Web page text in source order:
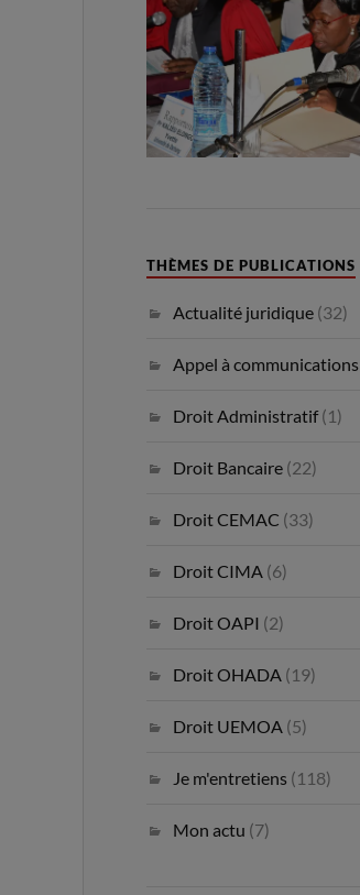
THÈMES DE PUBLICATIONS
Actualité juridique (32)
Appel à communications
Droit Administratif(1)
Droit Bancaire (22)
Droit CEMAC (33)
Droit CIMA (6)
Droit OAPI (2)
Droit OHADA (19)
Droit UEMOA (5)
Je m'entretiens (118)
Mon actu (7)